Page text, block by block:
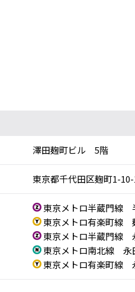
澤田麹町ビル 5階
東京都千代田区麹町1-
東京メトロ半蔵門線
東京メトロ有楽町線
東京メトロ半蔵門線
東京メトロ南北線 永
東京メトロ有楽町線